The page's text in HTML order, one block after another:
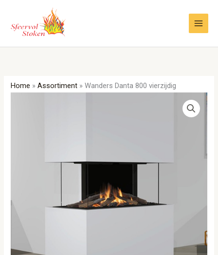
inhoud
Home »Assortiment »Wanders Danta 800 vierzijdig